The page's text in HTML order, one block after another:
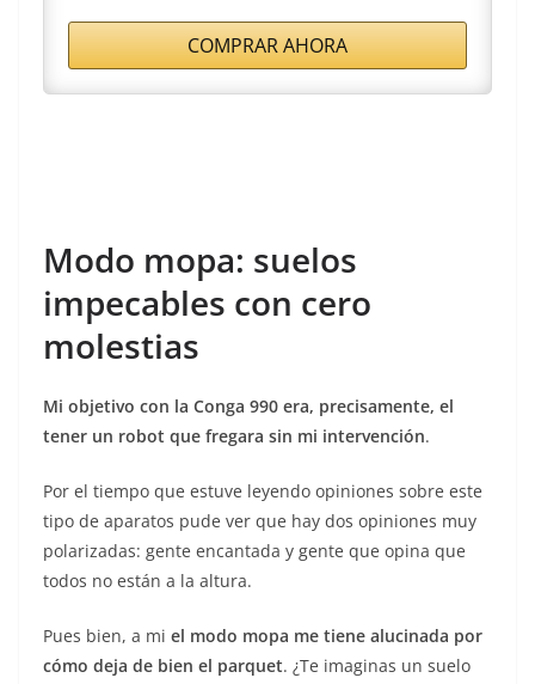
COMPRAR AHORA
Modo mopa: suelos
impecables con cero
molestias
Mi objetivo con la Conga 990 era, precisamente, el
tener un robot que fregara sin mi intervención.
Por el tiempo que estuve leyendo opiniones sobre este
tipo de aparatos pude ver que hay dos opiniones muy
polarizadas: gente encantada y gente que opina que
todos no están a la altura.
Pues bien, a mi el modo mopa me tiene alucinada por
cómo deja de bien el parquet. ¿Te imaginas un suelo